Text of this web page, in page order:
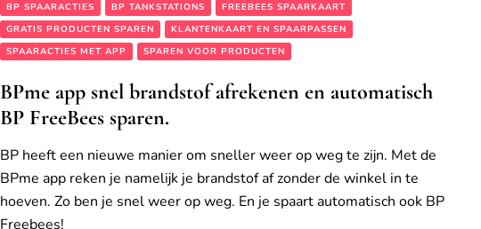
BP SPAARACTIES BP TANKSTATIONS
FREEBEES SPAARKAART
GRATIS PRODUCTEN SPAREN
KLANTENKAART EN SPAARPASSEN
SPAARACTIES MET APP
SPAREN VOOR PRODUCTEN
BPme app snel brandstof afrekenen en automatisch
BP FreeBees sparen.
BP heeft een nieuwe manier om sneller weer op weg te zijn. Met de
BPme app reken je namelijk je brandstof af zonder de winkel in te
hoeven. Zo ben je snel weer op weg. En je spaart automatisch ook BP
Freebees!